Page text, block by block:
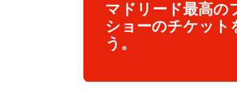
マドリード最高の
ショーのチケット
う。